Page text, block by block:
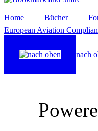
Home Bücher
European Aviation
nach